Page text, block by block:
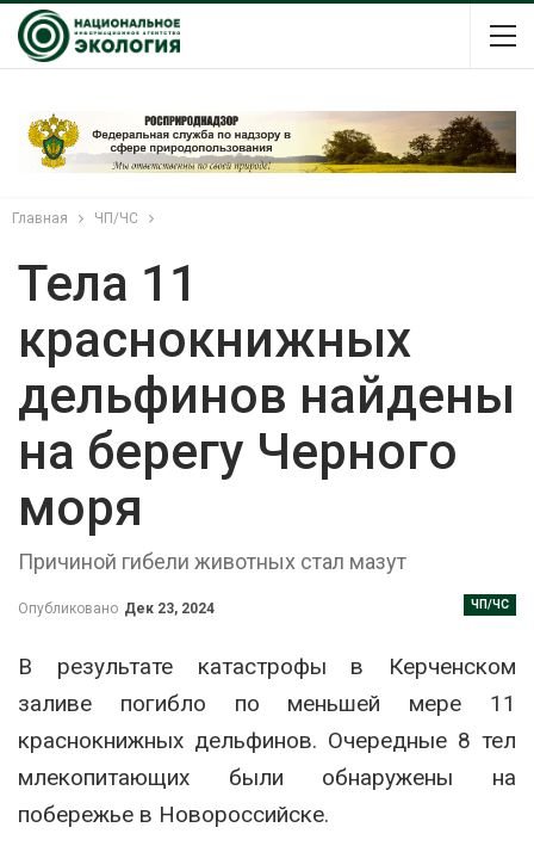
Главная ЧП/ЧС
Тела 11
краснокнижных
дельфинов найдены
на берегу Черного
моря
Причиной гибели животных стал мазут
ЧП/ЧС
Опубликовано Дек 23, 2024
В результате катастрофы в Керченском
заливе погибло по меньшей мере 11
краснокнижных дельфинов. Очередные 8 тел
млекопитающих были обнаружены на
побережье в Новороссийске.